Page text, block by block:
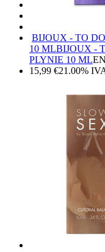
BIJOUX - TO
10 MLBIJOUX -
PLYNIE 10 ML
15,99 €21.00%